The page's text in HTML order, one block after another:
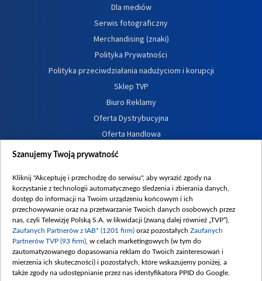
Dla mediów
Serwis fotograficzny
Merchandising (znaki)
Polityka Prywatności
Polityka przeciwdziałania nadużyciom i korupcji
Sklep TVP
Biuro Reklamy
Oferta Dystrybucyjna
Oferta Handlowa
Dostępność
Procedura zgłoszeń wewnętrznych
Szanujemy Twoją prywatność
Kliknij "Akceptuję i przechodzę do serwisu", aby wyrazić zgody na
korzystanie z technologii automatycznego śledzenia i zbierania danych,
dostęp do informacji na Twoim urządzeniu końcowym i ich
przechowywanie oraz na przetwarzanie Twoich danych osobowych przez
nas, czyli Telewizję Polską S.A. w likwidacji (zwaną dalej również „TVP”),
Zaufanych Partnerów z IAB* (1201 firm) oraz pozostałych Zaufanych
Partnerów TVP (93 firm) , w celach marketingowych (w tym do
zautomatyzowanego dopasowania reklam do Twoich zainteresowań i
mierzenia ich skuteczności) i pozostałych, które wskazujemy poniżej, a
także zgody na udostępnianie przez nas identyfikatora PPID do Google.